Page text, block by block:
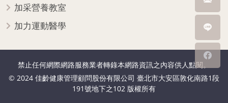
加采營養教室
加力運動醫學
禁止任何網際網路服務業者轉錄本網路資訊之內容供人點閱。
© 2024 佳齡健康管理顧問股份有限公司 臺北市大安區敦化南路1段
191號地下之102 版權所有